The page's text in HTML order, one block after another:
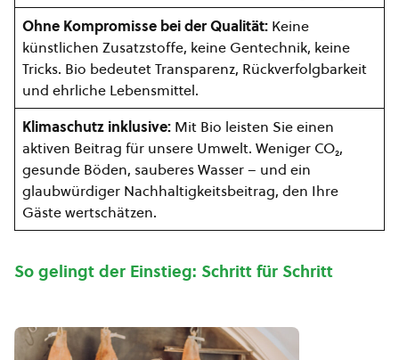
Ohne Kompromisse bei der Qualität: Keine
künstlichen Zusatzstoffe, keine Gentechnik, keine
Tricks. Bio bedeutet Transparenz, Rückverfolgbarkeit
und ehrliche Lebensmittel.
Klimaschutz inklusive: Mit Bio leisten Sie einen
aktiven Beitrag für unsere Umwelt. Weniger CO₂,
gesunde Böden, sauberes Wasser – und ein
glaubwürdiger Nachhaltigkeitsbeitrag, den Ihre
Gäste wertschätzen.
So gelingt der Einstieg: Schritt für Schritt